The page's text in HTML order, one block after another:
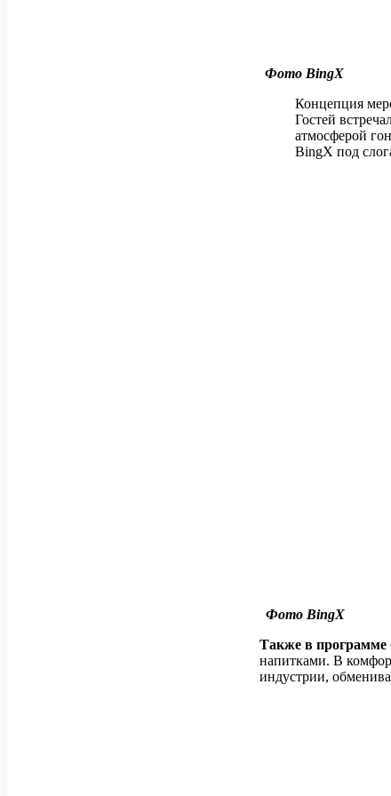
Фото BingX
Концепция
Гостей
атмосферой
BingX под
Фото BingX
Также в программе
напитками. В
индустрии,